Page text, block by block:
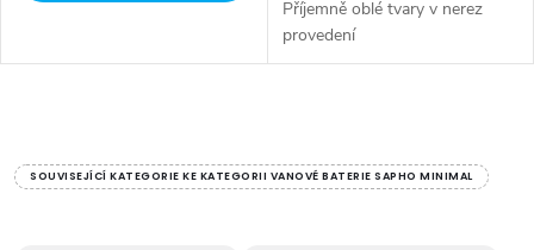
Příjemně oblé tvary v nerez
provedení
vSOUVISEJÍCÍ KATEGORIE KE KATEGORII VANOVÉ BATERIE SAPHO MINIMAL